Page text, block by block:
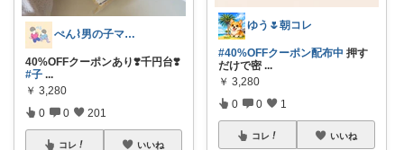
ぺん⌇男の子ママの暮らしと推し
40%OFFクーポンあり❣️千円台❣️
#子 ...
￥ 3,280
0 0 201
コレ いいね
ゆう🌷朝コレ
#40%OFFクーポン配布中 押す
だけで密 ...
￥ 3,280
0 0 1
コレ いいね